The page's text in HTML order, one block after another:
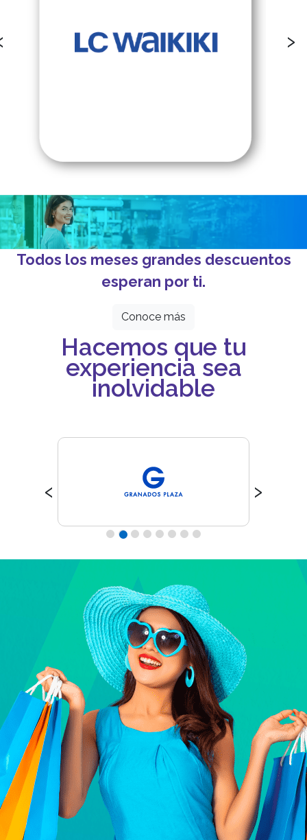
›
Todos los meses grandes descuentos
esperan por ti.
Conoce más
Hacemos que tu
experiencia sea
inolvidable
‹ ›